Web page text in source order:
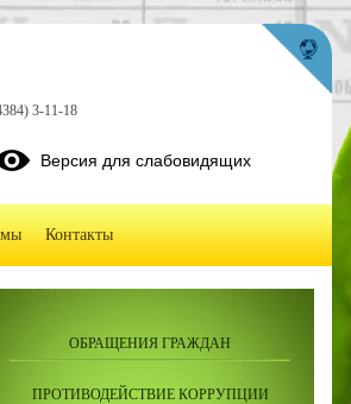
ОБРАЩЕНИЯ ГРАЖДАН
ПРОТИВОДЕЙСТВИЕ КОРРУПЦИИ
3-11-18
Версия для слабовидящих
Контакты